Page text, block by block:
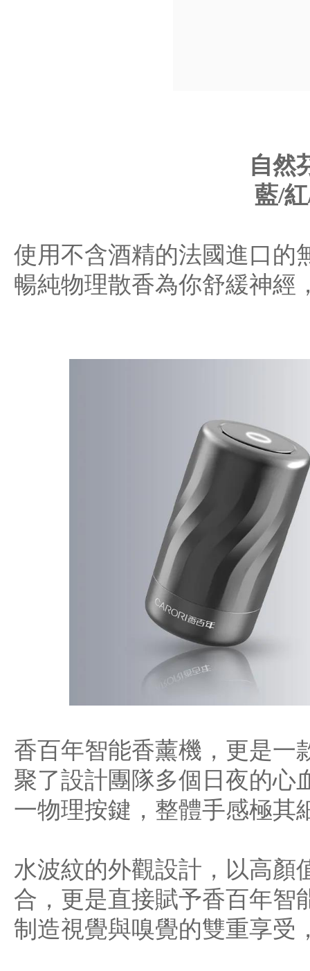
自然
藍/
使用不含酒精的法國進口的
暢純物理散香為你舒緩神經
香百年智能香薰機，更是一
聚了設計團隊多個日夜的心
一物理按鍵，整體手感極其
水波紋的外觀設計，以高顏
合，更是直接賦予香百年智
制造視覺與嗅覺的雙重享受